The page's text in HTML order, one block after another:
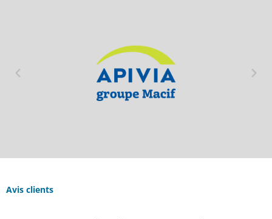
Avis clients